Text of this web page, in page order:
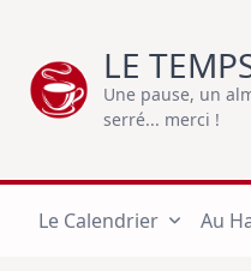
content
LE
Une pause, un
serré... merci !
Le Calendrier Au